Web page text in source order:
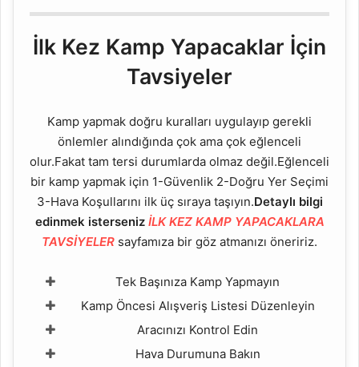
İlk Kez Kamp Yapacaklar İçin
Tavsiyeler
Kamp yapmak doğru kuralları uygulayıp gerekli
önlemler alındığında çok ama çok eğlenceli
olur.Fakat tam tersi durumlarda olmaz değil.Eğlenceli
bir kamp yapmak için 1-Güvenlik 2-Doğru Yer Seçimi
3-Hava Koşullarını ilk üç sıraya taşıyın.Detaylı bilgi
edinmek isterseniz İLK KEZ KAMP YAPACAKLARA
TAVSİYELER sayfamıza bir göz atmanızı öneririz.
Tek Başınıza Kamp Yapmayın
Kamp Öncesi Alışveriş Listesi Düzenleyin
Aracınızı Kontrol Edin
Hava Durumuna Bakın